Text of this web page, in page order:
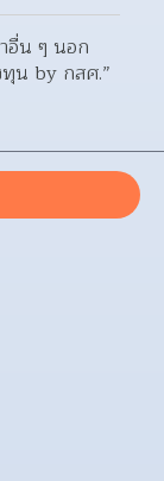
อื่น ๆ นอก
ทุน by กสศ.”